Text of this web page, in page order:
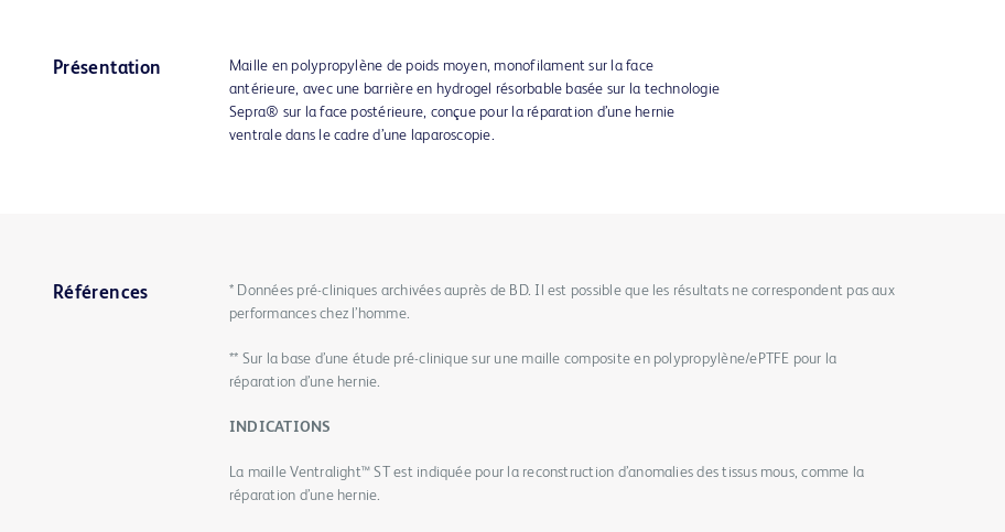
Présentation
Maille en polypropylène de poids moyen, monofilament sur la face
antérieure, avec une barrière en hydrogel résorbable basée sur la technologie
Sepra® sur la face postérieure, conçue pour la réparation d’une hernie
ventrale dans le cadre d’une laparoscopie.
Références
* Données pré-cliniques archivées auprès de BD. Il est possible que les résultats ne correspondent pas aux
performances chez l’homme.
** Sur la base d’une étude pré-clinique sur une maille composite en polypropylène/ePTFE pour la
réparation d’une hernie.
INDICATIONS
La maille Ventralight™ ST est indiquée pour la reconstruction d’anomalies des tissus mous, comme la
réparation d’une hernie.